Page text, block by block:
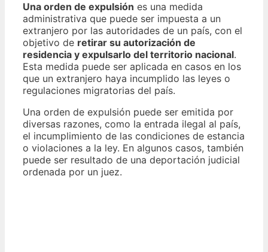
Una orden de expulsión es una medida
administrativa que puede ser impuesta a un
extranjero por las autoridades de un país, con el
objetivo de retirar su autorización de
residencia y expulsarlo del territorio nacional.
Esta medida puede ser aplicada en casos en los
que un extranjero haya incumplido las leyes o
regulaciones migratorias del país.
Una orden de expulsión puede ser emitida por
diversas razones, como la entrada ilegal al país,
el incumplimiento de las condiciones de estancia
o violaciones a la ley. En algunos casos, también
puede ser resultado de una deportación judicial
ordenada por un juez.